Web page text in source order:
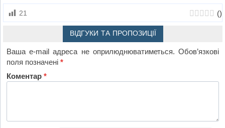
21 ()
ВІДГУКИ ТА ПРОПОЗИЦІЇ
Ваша e-mail адреса не оприлюднюватиметься. Обов’язкові
поля позначені*
Коментар*